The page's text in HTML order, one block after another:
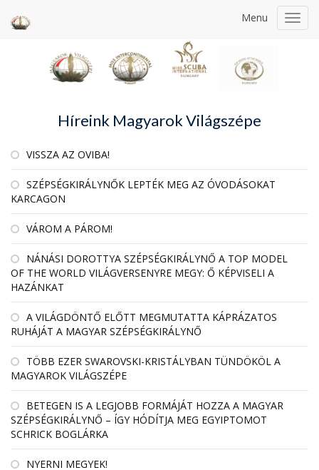
Menu
Híreink Magyarok Világszépe
VISSZA AZ OVIBA!
SZÉPSÉGKIRÁLYNŐK LEPTÉK MEG AZ ÓVODÁSOKAT
KARCAGON
VÁROM A PÁROM!
NÁNÁSI DOROTTYA SZÉPSÉGKIRÁLYNŐ A TOP MODEL
OF THE WORLD VILÁGVERSENYRE MEGY: Ő KÉPVISELI A
HAZÁNKAT
A VILÁGDÖNTŐ ELŐTT MEGMUTATTA KÁPRÁZATOS
RUHÁJÁT A MAGYAR SZÉPSÉGKIRÁLYNŐ
TÖBB EZER SWAROVSKI-KRISTÁLYBAN TÜNDÖKÖL A
MAGYAROK VILÁGSZÉPE
BETEGEN IS A LEGJOBB FORMÁJÁT HOZZA A MAGYAR
SZÉPSÉGKIRÁLYNŐ – ÍGY HÓDÍTJA MEG EGYIPTOMOT
SCHRICK BOGLÁRKA
NYERNI MEGYEK!